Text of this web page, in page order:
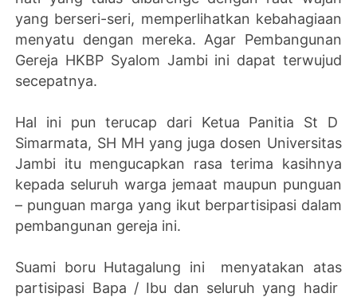
yang berseri-seri, memperlihatkan kebahagiaan
menyatu dengan mereka. Agar Pembangunan
Gereja HKBP Syalom Jambi ini dapat terwujud
secepatnya.
Hal ini pun terucap dari Ketua Panitia St D
Simarmata, SH MH yang juga dosen Universitas
Jambi itu mengucapkan rasa terima kasihnya
kepada seluruh warga jemaat maupun punguan
– punguan marga yang ikut berpartisipasi dalam
pembangunan gereja ini.
Suami boru Hutagalung ini menyatakan atas
partisipasi Bapa / Ibu dan seluruh yang hadir